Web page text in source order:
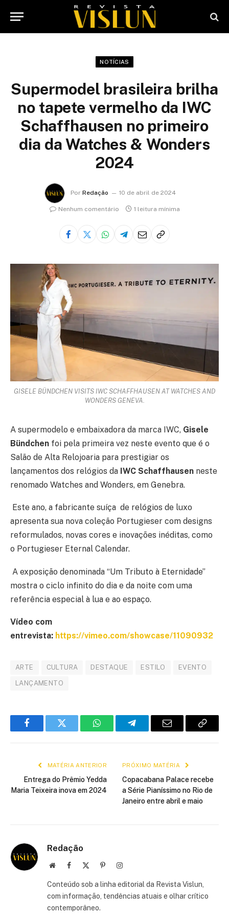
NOTÍCIAS
Supermodel brasileira brilha
no tapete vermelho da IWC
Schaffhausen no primeiro
dia da Watches & Wonders
2024
Por Redação 10 de abril de 2024
Nenhum comentário 1 leitura mínima
GISELE BÜNDCHEN VISITS IWC SCHAFFHAUSEN AT WATCHES AND
WONDERS GENEVA.
A supermodelo e embaixadora da marca IWC, Gisele
Bündchen foi pela primeira vez neste evento que é o
Salão de Alta Relojoaria para prestigiar os
lançamentos dos relógios da IWC Schaffhausen neste
renomado Watches and Wonders, em Genebra.
Este ano, a fabricante suíça de relógios de luxo
apresenta sua nova coleção Portugieser com designs
reformulados, novas cores e inovações inéditas, como
o Portugieser Eternal Calendar.
A exposição denominada “Um Tributo à Eternidade”
mostra o ciclo infinito do dia e da noite com uma
referência especial à lua e ao espaço.
Vídeo com
entrevista: https://vimeo.com/showcase/11090932
ARTE CULTURA DESTAQUE ESTILO EVENTO
LANÇAMENTO
FacebookTwitter WhatsAppTelegramE-
Copiar
MATÉRIA ANTERIOR
Entrega do Prêmio Yedda
Maria Teixeira inova em 2024
PRÓXIMO MATÉRIA
Copacabana Palace recebe
a Série Pianíssimo no Rio de
Janeiro entre abril e maio
Redação
Site Facebook PinterestInstagram
Conteúdo sob a linha editorial da Revista Vislun,
com informação, tendências atuais e olhar crítico
contemporâneo.